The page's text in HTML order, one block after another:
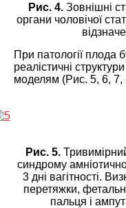
Рис. 4.Зовнішні
органи чоловічої
При патології плода
реалістичні
моделям (Рис. 5, 6, 7,
Рис. 5.
синдрому
3 дні вагітності.
перетяжки,
пальця і